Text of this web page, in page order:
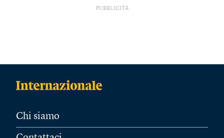
PUBBLICITÀ
Chi siamo